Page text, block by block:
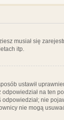
musiał się
itp.
ustawił
na ten
nie
nie mogą